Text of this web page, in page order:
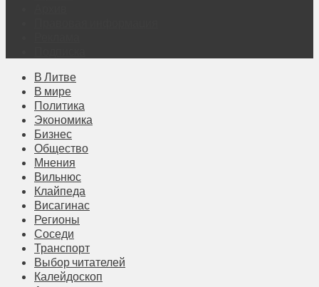
В Литве
В мире
Политика
Экономика
Бизнес
Общество
Мнения
Вильнюс
Клайпеда
Висагинас
Регионы
Соседи
Транспорт
Выбор читателей
Калейдоскоп